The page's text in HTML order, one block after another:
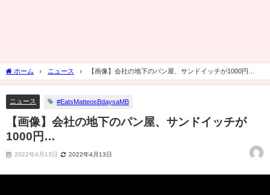
ホーム ニュース 【画像】会社の地下のパン屋、サンドイッチが1000円…
ニュース #EatsMatteosBdaysaMB
【画像】会社の地下のパン屋、サンドイッチが
1000円…
2022年4月13日 2022年4月13日